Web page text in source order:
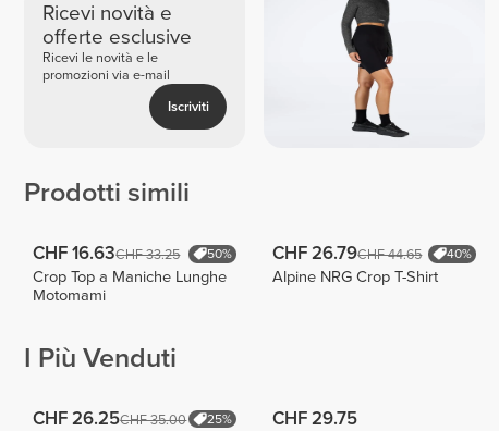
Ricevi novità e
offerte esclusive
Ricevi le novità e le
promozioni via e-mail
Iscriviti
Prodotti simili
CHF 16.63CHF 33.25 50%
Crop Top a Maniche Lunghe
Motomami
CHF 26.79CHF 44.65 40%
Alpine NRG Crop T-Shirt
I Più Venduti
CHF 26.25CHF 35.00 25% CHF 29.75